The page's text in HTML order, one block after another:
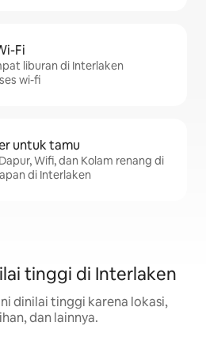
Fi
liburan di Interlaken
wi-fi
untuk tamu
Wifi, dan Kolam renang di
di Interlaken
tinggi di Interlaken
dinilai tinggi karena lokasi,
dan lainnya.